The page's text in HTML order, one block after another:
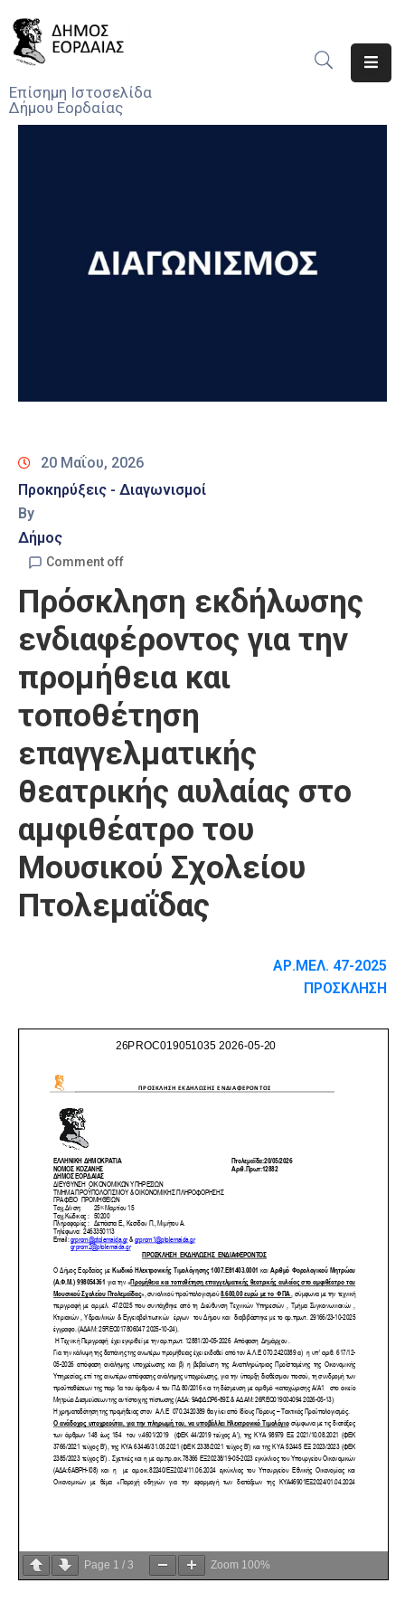
Επίσημη Ιστοσελίδα
Δήμου Εορδαίας
Ο
20 Μαΐου, 2026
Προκηρύξεις - Διαγωνισμοί
By
Δήμος
Comment off
Πρόσκληση εκδήλωσης
ενδιαφέροντος για την
προμήθεια και
τοποθέτηση
επαγγελματικής
θεατρικής αυλαίας στο
αμφιθέατρο του
Μουσικού Σχολείου
Πτολεμαΐδας
ΑΡ.ΜΕΛ. 47-2025
ΠΡΟΣΚΛΗΣΗ
Page 1 / 3 Zoom 100%